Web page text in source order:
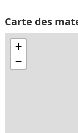
Carte des
+
−